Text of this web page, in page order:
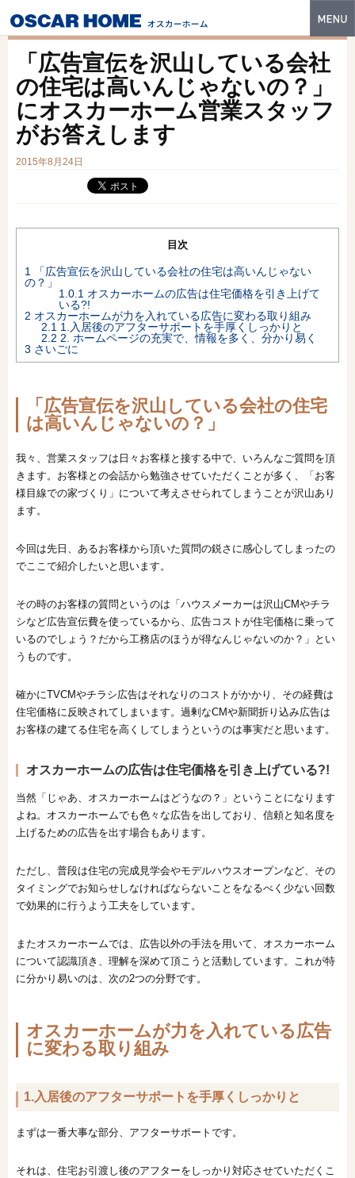
特長
性能・技術
イベント・モデルハウス
商品ラインナップ
フォトギャラリー
販売中の物件
スマートセレクト
土地情報
「広告宣伝を沢山している会社
の住宅は高いんじゃないの？」
にオスカーホーム営業スタッフ
がお答えします
2015年8月24日
目次
1
「広告宣伝を沢山している会社の住宅は高いんじゃない
の？」
1.0.1 オスカーホームの広告は住宅価格を引き上げて
いる?!
2 オスカーホームが力を入れている広告に変わる取り組み
2.1 1.入居後のアフターサポートを手厚くしっかりと
2.2 2. ホームページの充実で、情報を多く、分かり易く
3 さいごに
「広告宣伝を沢山している会社の住宅
は高いんじゃないの？」
我々、営業スタッフは日々お客様と接する中で、いろんなご質問を頂
きます。お客様との会話から勉強させていただくことが多く、「お客
様目線での家づくり」について考えさせられてしまうことが沢山あり
ます。
今回は先日、あるお客様から頂いた質問の鋭さに感心してしまったの
でここで紹介したいと思います。
その時のお客様の質問というのは「ハウスメーカーは沢山CMやチラ
シなど広告宣伝費を使っているから、広告コストが住宅価格に乗って
いるのでしょう？だから工務店のほうが得なんじゃないのか？」とい
うものです。
確かにTVCMやチラシ広告はそれなりのコストがかかり、その経費は
住宅価格に反映されてしまいます。過剰なCMや新聞折り込み広告は
お客様の建てる住宅を高くしてしまうというのは事実だと思います。
オスカーホームの広告は住宅価格を引き上げている?!
当然「じゃあ、オスカーホームはどうなの？」ということになります
よね。オスカーホームでも色々な広告を出しており、信頼と知名度を
上げるための広告を出す場合もあります。
ただし、普段は住宅の完成見学会やモデルハウスオープンなど、その
タイミングでお知らせしなければならないことをなるべく少ない回数
で効果的に行うよう工夫をしています。
またオスカーホームでは、広告以外の手法を用いて、オスカーホーム
について認識頂き、理解を深めて頂こうと活動しています。これが特
に分かり易いのは、次の2つの分野です。
オスカーホームが力を入れている広告
に変わる取り組み
1.入居後のアフターサポートを手厚くしっかりと
まずは一番大事な部分、アフターサポートです。
それは、住宅お引渡し後のアフターをしっかり対応させていただくこ